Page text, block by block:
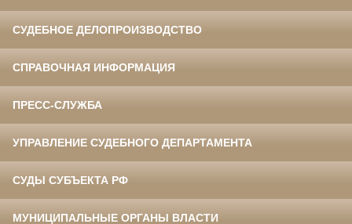
СУДЕБНОЕ ДЕЛОПРОИЗВОДСТВО
СПРАВОЧНАЯ ИНФОРМАЦИЯ
ПРЕСС-СЛУЖБА
УПРАВЛЕНИЕ СУДЕБНОГО ДЕПАРТАМЕНТА
СУДЫ СУБЪЕКТА РФ
МУНИЦИПАЛЬНЫЕ ОРГАНЫ ВЛАСТИ